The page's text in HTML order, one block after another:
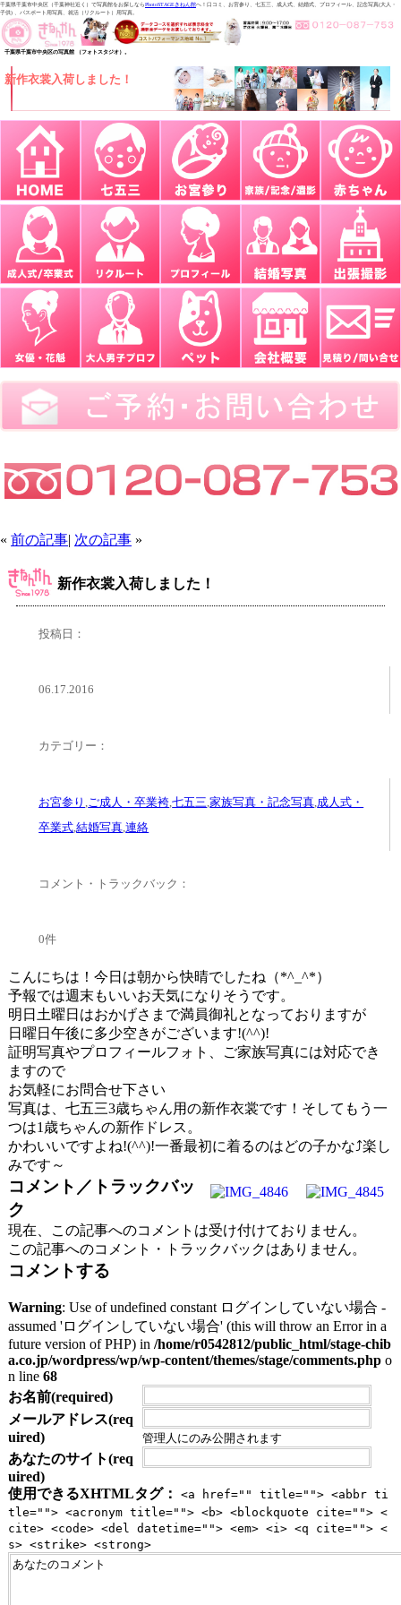
千葉県千葉市中央区（千葉神社近く）で写真館をお探しならPhotoSTAGEきねん館へ！口コミ、お宮参り、七五三、成人式、結婚式、プロフィール、記念写真(大人・
子供) 、パスポート用写真、就活（リクルート）用写真。
千葉県千葉市中央区の写真館 （フォトスタジオ）。
新作衣裳入荷しました！
« 前の記事| 次の記事 »
新作衣裳入荷しました！
投稿日：
06.17.2016
カテゴリー：
お宮参り ,ご成人・卒業袴,七五三,家族写真・記念写真,成人式・
卒業式,結婚写真,連絡
コメント・トラックバック：
0件
こんにちは！今日は朝から快晴でしたね（*^_^*）
予報では週末もいいお天気になりそうです。
明日土曜日はおかげさまで満員御礼となっておりますが
日曜日午後に多少空きがございます!(^^)!
証明写真やプロフィールフォト、ご家族写真には対応でき
ますので
お気軽にお問合せ下さい
写真は、七五三3歳ちゃん用の新作衣裳です！そしてもう一
つは1歳ちゃんの新作ドレス。
かわいいですよね!(^^)!一番最初に着るのはどの子かな⤴楽し
みです～
コメント／トラックバッ
ク
現在、この記事へのコメントは受け付けておりません。
この記事へのコメント・トラックバックはありません。
コメントする
Warning: Use of undefined constant ログインしていない場合 -
assumed 'ログインしていない場合' (this will throw an Error in a
future version of PHP) in /home/r0542812/public_html/stage-chib
a.co.jp/wordpress/wp/wp-content/themes/stage/comments.phpo
n line 68
お名前(required)
メールアドレス(req
uired)
管理人にのみ公開されます
あなたのサイト(req
uired)
使用できるXHTMLタグ：
<a href="" title=""> <abbr ti
tle=""> <acronym title=""> <b> <blockquote cite=""> <
cite> <code> <del datetime=""> <em> <i> <q cite=""> <
s> <strike> <strong>